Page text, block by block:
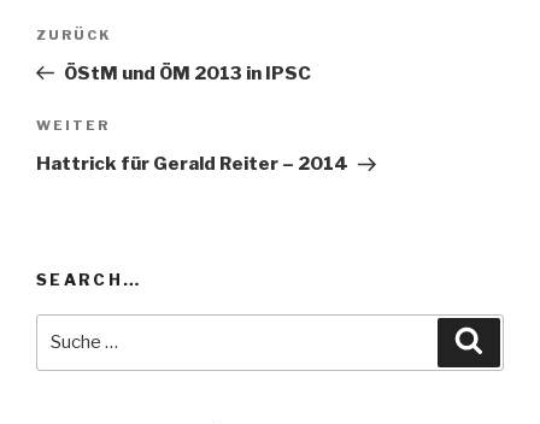
Beitrags-
Navigation
Vorheriger
Beitrag
ZURÜCK
ÖStM und ÖM 2013 in IPSC
Nächster
Beitrag
WEITER
Hattrick für Gerald Reiter – 2014
SEARCH…